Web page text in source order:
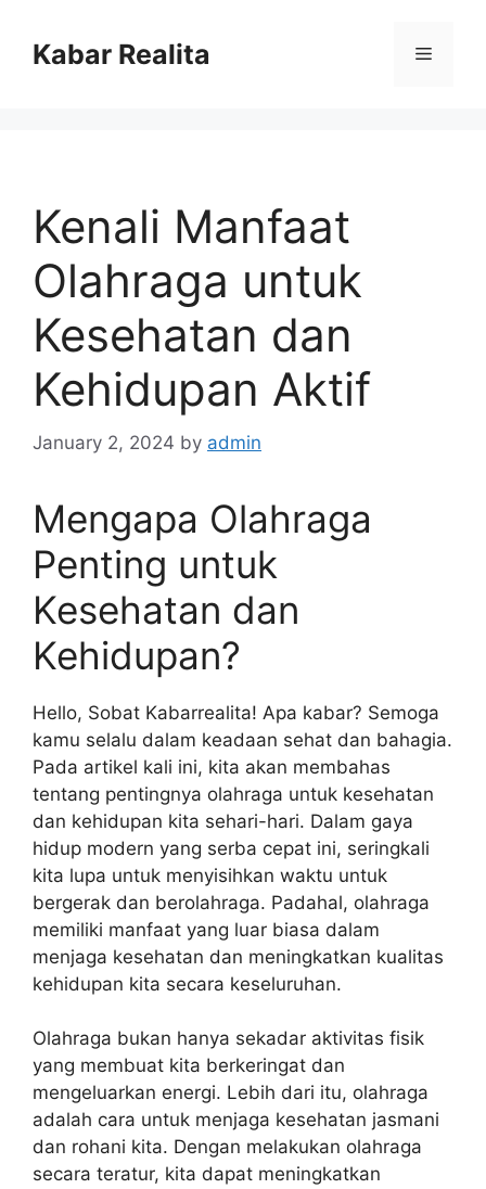
contentKabar Realita Menu
Kenali Manfaat
Olahraga untuk
Kesehatan dan
Kehidupan Aktif
January 2, 2024 by admin
Mengapa Olahraga
Penting untuk
Kesehatan dan
Kehidupan?
Hello, Sobat Kabarrealita! Apa kabar? Semoga
kamu selalu dalam keadaan sehat dan bahagia.
Pada artikel kali ini, kita akan membahas
tentang pentingnya olahraga untuk kesehatan
dan kehidupan kita sehari-hari. Dalam gaya
hidup modern yang serba cepat ini, seringkali
kita lupa untuk menyisihkan waktu untuk
bergerak dan berolahraga. Padahal, olahraga
memiliki manfaat yang luar biasa dalam
menjaga kesehatan dan meningkatkan kualitas
kehidupan kita secara keseluruhan.
Olahraga bukan hanya sekadar aktivitas fisik
yang membuat kita berkeringat dan
mengeluarkan energi. Lebih dari itu, olahraga
adalah cara untuk menjaga kesehatan jasmani
dan rohani kita. Dengan melakukan olahraga
secara teratur, kita dapat meningkatkan